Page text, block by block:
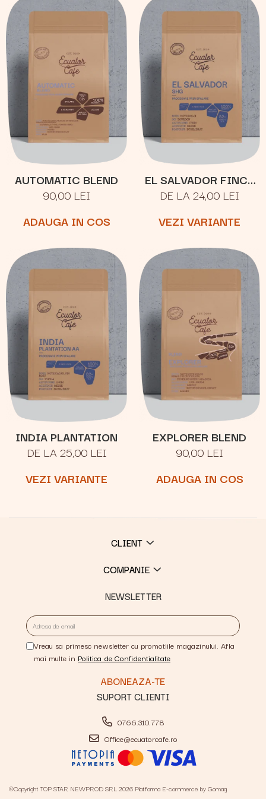
AUTOMATIC BLEND
90,00 LEI
ADAUGA IN COS
EL SALVADOR FINCA
JOYA
DE LA 24,00 LEI
VEZI VARIANTE
INDIA PLANTATION
DE LA 25,00 LEI
VEZI VARIANTE
EXPLORER BLEND
90,00 LEI
ADAUGA IN COS
CLIENT
COMPANIE
NEWSLETTER
Vreau sa primesc newsletter cu promotiile magazinului. Afla
mai multe in Politica de Confidentialitate
SUPORT CLIENTI
0766.310.778
Office@ecuatorcafe.ro
©Copyright TOP STAR NEWPROD SRL 2026 Platforma E-commerce by Gomag